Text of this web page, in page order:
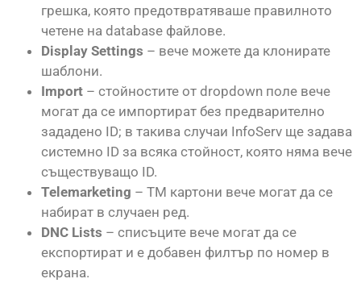
грешка, която предотвратяваше правилното
четене на database файлове.
Display Settings – вече можете да клонирате
шаблони.
Import – стойностите от dropdown поле вече
могат да се импортират без предварително
зададено ID; в такива случаи InfoServ ще задава
системно ID за всяка стойност, която няма вече
съществуващо ID.
Telemarketing – TM картони вече могат да се
набират в случаен ред.
DNC Lists – списъците вече могат да се
експортират и е добавен филтър по номер в
екрана.